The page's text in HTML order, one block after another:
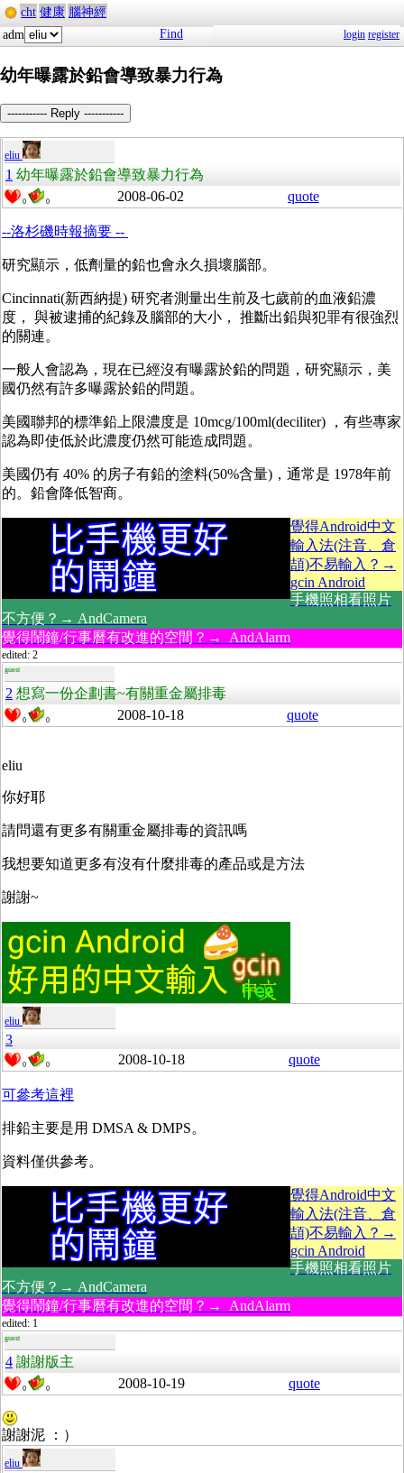
cht 健康 腦神經
adm
Find login register
幼年曝露於鉛會導致暴力行為
----------- Reply -----------
eliu
1 幼年曝露於鉛會導致暴力行為
0 0 2008-06-02 quote
--洛杉磯時報摘要 --
研究顯示，低劑量的鉛也會永久損壞腦部。
Cincinnati(新西納提) 研究者測量出生前及七歲前的血液鉛濃
度， 與被逮捕的紀錄及腦部的大小， 推斷出鉛與犯罪有很強烈
的關連。
一般人會認為，現在已經沒有曝露於鉛的問題，研究顯示，美
國仍然有許多曝露於鉛的問題。
美國聯邦的標準鉛上限濃度是 10mcg/100ml(deciliter) ，有些專家
認為即使低於此濃度仍然可能造成問題。
美國仍有 40% 的房子有鉛的塗料(50%含量)，通常是 1978年前
的。鉛會降低智商。
覺得Android中文
輸入法(注音、倉
頡)不易輸入？→
gcin Android
手機照相看照片
不方便？→ AndCamera
覺得鬧鐘/行事曆有改進的空間？→ AndAlarm
edited: 2
guest
2 想寫一份企劃書~有關重金屬排毒
0 0 2008-10-18 quote
eliu
你好耶
請問還有更多有關重金屬排毒的資訊嗎
我想要知道更多有沒有什麼排毒的產品或是方法
謝謝~
eliu
3
0 0 2008-10-18 quote
可參考這裡
排鉛主要是用 DMSA & DMPS。
資料僅供參考。
覺得Android中文
輸入法(注音、倉
頡)不易輸入？→
gcin Android
手機照相看照片
不方便？→ AndCamera
覺得鬧鐘/行事曆有改進的空間？→ AndAlarm
edited: 1
guest
4 謝謝版主
0 0 2008-10-19 quote
謝謝泥 ：）
eliu